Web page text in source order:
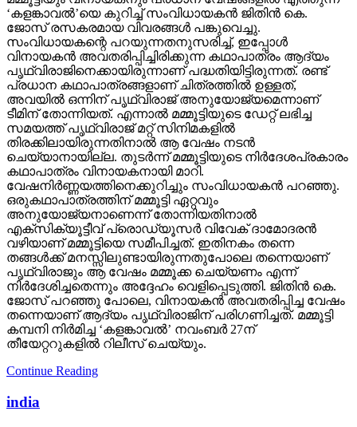
‘കളങ്കാവല്‍’യെ കുറിച്ച് സംവിധായകന്‍ ജിതിന്‍ കെ.
ജോസ് രസകരമായ വിവരങ്ങള്‍ പങ്കുവെച്ചു.
സംവിധായകന്റെ പറയുന്നതനുസരിച്ച്, ഇപ്പോള്‍
വിനായകന്‍ അവതരിപ്പിച്ചിരിക്കുന്ന കഥാപാത്രം ആദ്യം
പൃഥ്വിരാജിനെക്കായിരുന്നാണ് പദ്ധതിയിട്ടിരുന്നത്. രണ്ട്
പ്രധാന കഥാപാത്രങ്ങളാണ് ചിത്രത്തില്‍ ഉള്ളത്,
അവയില്‍ ഒന്നിന് പൃഥ്വിരാജ് അനുയോജ്യമെന്നാണ്
ടീമിന് തോന്നിയത്. എന്നാല്‍ മമ്മൂട്ടിയുടെ ഡേറ്റ് ലഭിച്ച
സമയത്ത് പൃഥ്വിരാജ് മറ്റ് സിനിമകളില്‍
തിരക്കിലായിരുന്നതിനാല്‍ ആ വേഷം നടന്‍
ചെയ്യാനായില്ല. തുടര്‍ന്ന് മമ്മൂട്ടിയുടെ നിര്‍ദേശപ്രകാരം
കഥാപാത്രം വിനായകനായി മാറി.
വേഷനിര്‍ണ്ണയത്തിനെക്കുറിച്ചും സംവിധായകന്‍ പറഞ്ഞു.
ഒരുകഥാപാത്രത്തിന് മമ്മൂട്ടി ഏറ്റവും
അനുയോജ്യനാണെന്ന് തോന്നിയതിനാല്‍
എക്‌സിക്യൂട്ടീവ് പ്രൊഡ്യൂസര്‍ വിവേക് ദാമോദരന്‍
വഴിയാണ് മമ്മൂട്ടിയെ സമീപിച്ചത്. ഇതിനകം തന്നെ
തങ്ങള്‍ക്ക് മനസ്സിലുണ്ടായിരുന്നതുപോലെ തന്നെയാണ്
പൃഥ്വിരാജും ആ വേഷം മമ്മൂക്ക ചെയ്യണം എന്ന്
നിര്‍ദേശിച്ചതെന്നും അദ്ദേഹം വെളിപ്പെടുത്തി. ജിതിന്‍ കെ.
ജോസ് പറഞ്ഞു പോലെ, വിനായകന്‍ അവതരിപ്പിച്ച വേഷം
തന്നെയാണ് ആദ്യം പൃഥ്വിരാജിന് പരിഗണിച്ചത്. മമ്മൂട്ടി
കമ്പനി നിര്‍മിച്ച ‘കളങ്കാവല്‍’ നവംബര്‍ 27ന്
തീയേറ്ററുകളില്‍ റിലീസ് ചെയ്യും.
Continue Reading
india